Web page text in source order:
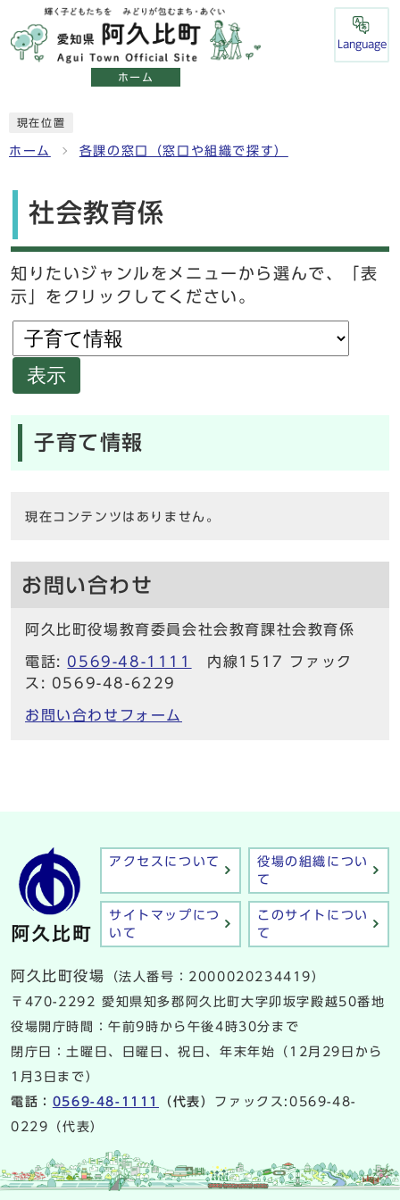
ホーム
Language
現在位置
ホーム 各課の窓口（窓口や組織で探す）
社会教育係
知りたいジャンルをメニューから選んで、「表
示」をクリックしてください。
表示
子育て情報
現在コンテンツはありません。
お問い合わせ
阿久比町役場教育委員会社会教育課社会教育係
電話: 0569-48-1111
内線1517 ファック
ス: 0569-48-6229
お問い合わせフォーム
アクセスについて
役場の組織につい
て
サイトマップにつ
いて
このサイトについ
て
阿久比町役場
（法人番号：2000020234419）
〒470-2292 愛知県知多郡阿久比町大字卯坂字殿越50番地
役場開庁時間：午前9時から午後4時30分まで
閉庁日：土曜日、日曜日、祝日、年末年始（12月29日から
1月3日まで）
電話： 0569-48-1111 （代表） ファックス:0569-48-
0229（代表）